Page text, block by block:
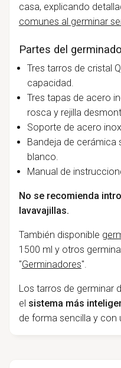
casa, explicando
comunes al germinar
Partes del
Tres tarros de cristal
capacidad.
Tres tapas de acero
rosca y rejilla
Soporte de acero
Bandeja de cerámica
blanco.
Manual de
No se recomienda
lavavajillas.
También disponible
1500 ml y otros
"Germinadores".
Los tarros de germinar
el sistema más
de forma sencilla y con